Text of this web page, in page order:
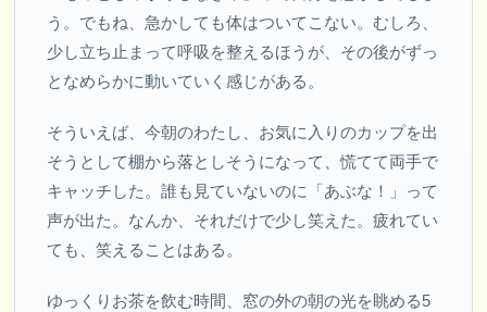
う。でもね、急かしても体はついてこない。むしろ、
少し立ち止まって呼吸を整えるほうが、その後がずっ
となめらかに動いていく感じがある。
そういえば、今朝のわたし、お気に入りのカップを出
そうとして棚から落としそうになって、慌てて両手で
キャッチした。誰も見ていないのに「あぶな！」って
声が出た。なんか、それだけで少し笑えた。疲れてい
ても、笑えることはある。
ゆっくりお茶を飲む時間、窓の外の朝の光を眺める5